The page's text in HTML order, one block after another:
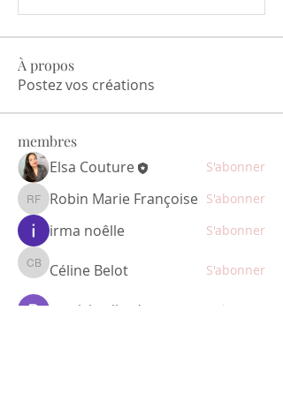
À propos
Postez vos créations
membres
Elsa Couture S'abonner
Robin Marie Françoise
Robin Marie Françoise S'abonner
irma noêlle S'abonner
Céline Belot
Céline Belot S'abonner
patricia.eliard
S'abonner